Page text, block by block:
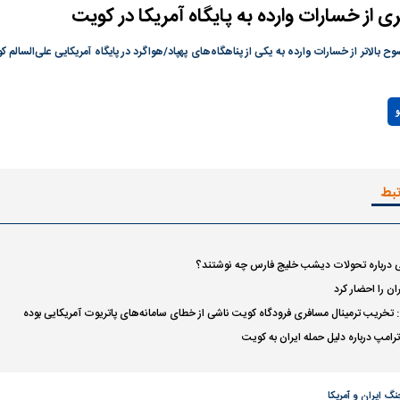
از خسارات وارده به پایگاه آمریکا در کویت
بالاتر از خسارات وارده به یکی از پناهگاه‌های پهپاد/هواگرد در پایگاه آمریکایی
درباره تحولات دیشب خلیج فارس چه نوشتند؟
را احضار کرد
ترمینال مسافری فرودگاه کویت ناشی از خطای سامانه‌های پاتریوت آمریکایی بوده
درباره دلیل حمله ایران به کویت
ایران و آمریکا
جدید یا پایان
در وزارت نفت «رهاشدگی» و فقدان
پاسخگویی احساس می‌شود | فروشنده
اسلام
شاخص کل
هجوم نقدینگی به بورس؛ شاخص کل و